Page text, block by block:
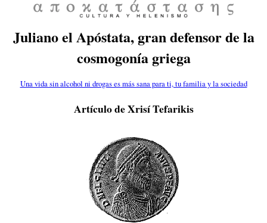
Juliano el Apóstata, gran defensor de la
cosmogonía griega
Una vida sin alcohol ni drogas es más sana para ti, tu familia y la sociedad
Artículo de Xrisí Tefarikis